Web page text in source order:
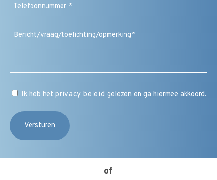
Bericht
/
opmerking
(Vereist)
Instemming
Ik heb het privacy beleidgelezen en ga hiermee akkoord.
of